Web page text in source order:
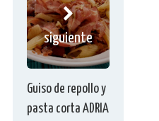
siguiente
Guiso de repollo y
pasta corta ADRIA